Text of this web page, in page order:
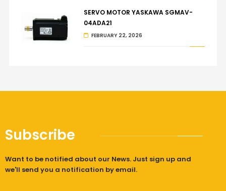
SERVO MOTOR YASKAWA SGMAV-
04ADA21
FEBRUARY 22, 2026
Subscribe
Want to be notified about our News. Just sign up and
we'll send you a notification by email.